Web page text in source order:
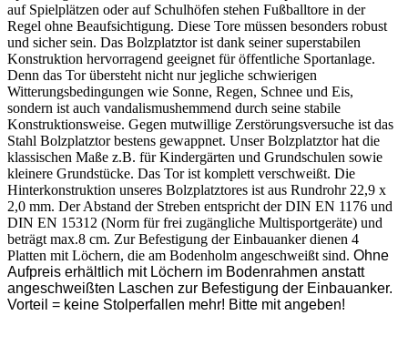
auf Spielplätzen oder auf Schulhöfen stehen Fußballtore in der
Regel ohne Beaufsichtigung. Diese Tore müssen besonders robust
und sicher sein. Das Bolzplatztor ist dank seiner superstabilen
Konstruktion hervorragend geeignet für öffentliche Sportanlage.
Denn das Tor übersteht nicht nur jegliche schwierigen
Witterungsbedingungen wie Sonne, Regen, Schnee und Eis,
sondern ist auch vandalismushemmend durch seine stabile
Konstruktionsweise. Gegen mutwillige Zerstörungsversuche ist das
Stahl Bolzplatztor bestens gewappnet. Unser Bolzplatztor hat die
klassischen Maße z.B. für Kindergärten und Grundschulen sowie
kleinere Grundstücke. Das Tor ist komplett verschweißt. Die
Hinterkonstruktion unseres Bolzplatztores ist aus Rundrohr 22,9 x
2,0 mm. Der Abstand der Streben entspricht der DIN EN 1176 und
DIN EN 15312 (Norm für frei zugängliche Multisportgeräte) und
beträgt max.8 cm. Zur Befestigung der Einbauanker dienen 4
Platten mit Löchern, die am Bodenholm angeschweißt sind. Ohne
Aufpreis erhältlich mit Löchern im Bodenrahmen anstatt
angeschweißten Laschen zur Befestigung der Einbauanker.
Vorteil = keine Stolperfallen mehr! Bitte mit angeben!